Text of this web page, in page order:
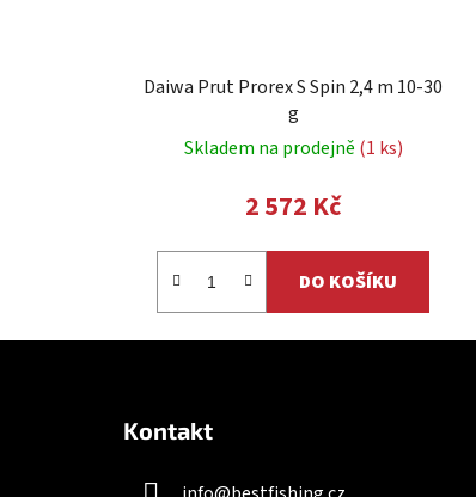
Daiwa Prut Prorex S Spin 2,4 m 10-30
g
Skladem na prodejně (1 ks)
2 572 Kč
DO KOŠÍKU
Kontakt